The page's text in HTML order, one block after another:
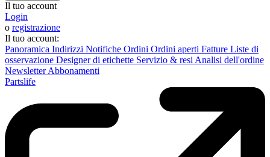
Il tuo account
Login
o registrazione
Il tuo account:
Panoramica Indirizzi Notifiche Ordini Ordini aperti Fatture Liste di
osservazione Designer di etichette Servizio & resi Analisi dell'ordine
NewsletterAbbonamenti
Partslife